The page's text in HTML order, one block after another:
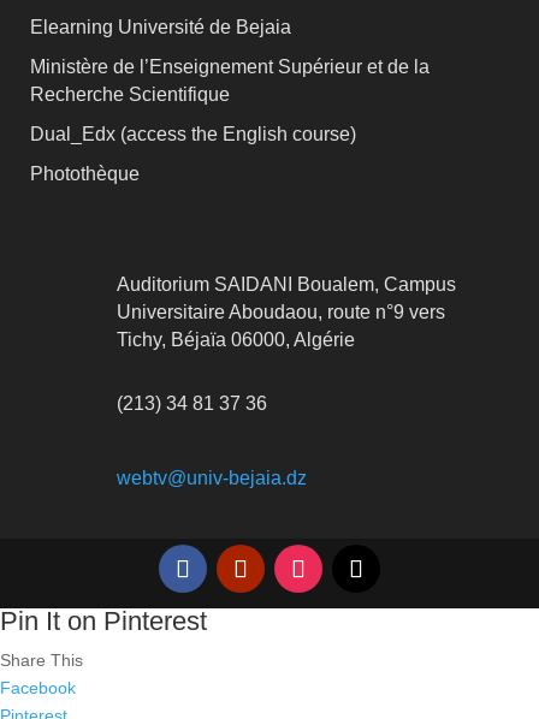
Elearning Université de Bejaia
Ministère de l’Enseignement Supérieur et de la
Recherche Scientifique
Dual_Edx (access the English course)
Photothèque
Auditorium SAIDANI Boualem, Campus
Universitaire Aboudaou, route n°9 vers
Tichy, Béjaïa 06000, Algérie
(213) 34 81 37 36
webtv@univ-bejaia.dz
Pin It on Pinterest
Share This
Facebook